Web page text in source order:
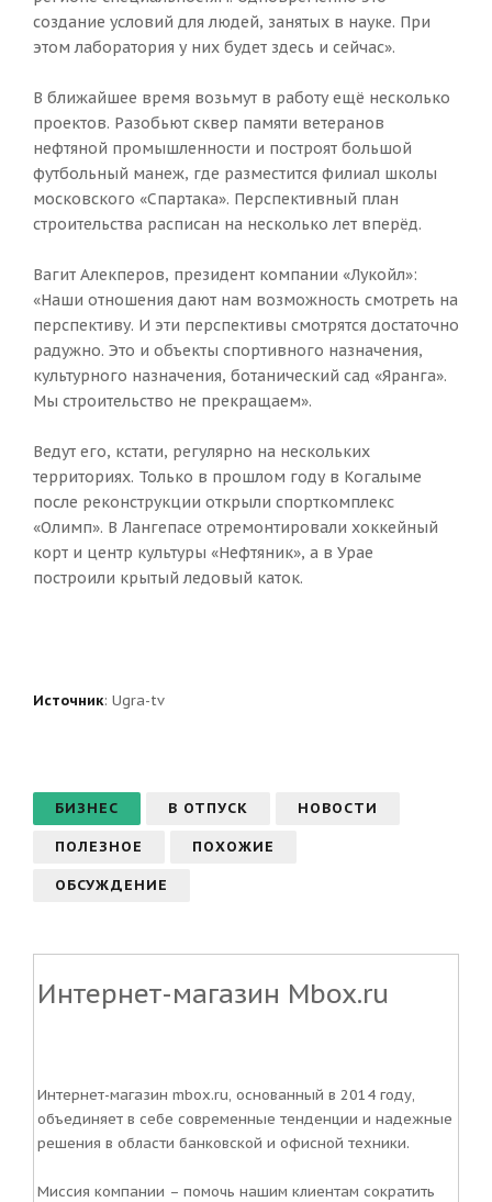
создание условий для людей, занятых в науке. При
этом лаборатория у них будет здесь и сейчас».
В ближайшее время возьмут в работу ещё несколько
проектов. Разобьют сквер памяти ветеранов
нефтяной промышленности и построят большой
футбольный манеж, где разместится филиал школы
московского «Спартака». Перспективный план
строительства расписан на несколько лет вперёд.
Вагит Алекперов, президент компании «Лукойл»:
«Наши отношения дают нам возможность смотреть на
перспективу. И эти перспективы смотрятся достаточно
радужно. Это и объекты спортивного назначения,
культурного назначения, ботанический сад «Яранга».
Мы строительство не прекращаем».
Ведут его, кстати, регулярно на нескольких
территориях. Только в прошлом году в Когалыме
после реконструкции открыли спорткомплекс
«Олимп». В Лангепасе отремонтировали хоккейный
корт и центр культуры «Нефтяник», а в Урае
построили крытый ледовый каток.
Источник: Ugra-tv
БИЗНЕС В ОТПУСК НОВОСТИ
ПОЛЕЗНОЕ ПОХОЖИЕ
ОБСУЖДЕНИЕ
Интернет-магазин Mbox.ru
Интернет-магазин mbox.ru, основанный в 2014 году,
объединяет в себе современные тенденции и надежные
решения в области банковской и офисной техники.
Миссия компании – помочь нашим клиентам сократить